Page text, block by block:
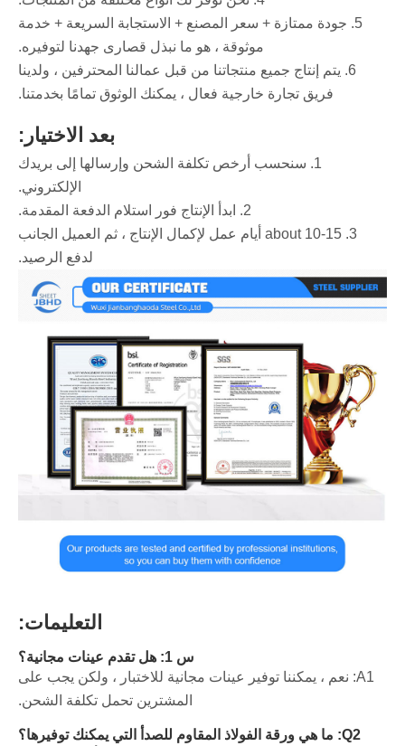
5. جودة ممتازة + سعر المصنع + الاستجابة السريعة + خدمة
موثوقة ، هو ما نبذل قصارى جهدنا لتوفيره.
6. يتم إنتاج جميع منتجاتنا من قبل عمالنا المحترفين ، ولدينا
فريق تجارة خارجية فعال ، يمكنك الوثوق تمامًا بخدمتنا.
بعد الاختيار:
1. سنحسب أرخص تكلفة الشحن وإرسالها إلى بريدك
الإلكتروني.
2. ابدأ الإنتاج فور استلام الدفعة المقدمة.
3. about 10-15 أيام عمل لإكمال الإنتاج ، ثم العميل الجانب
لدفع الرصيد.
التعليمات:
س 1: هل تقدم عينات مجانية؟
A1: نعم ، يمكننا توفير عينات مجانية للاختبار ، ولكن يجب على
المشترين تحمل تكلفة الشحن.
Q2: ما هي ورقة الفولاذ المقاوم للصدأ التي يمكنك توفيرها؟